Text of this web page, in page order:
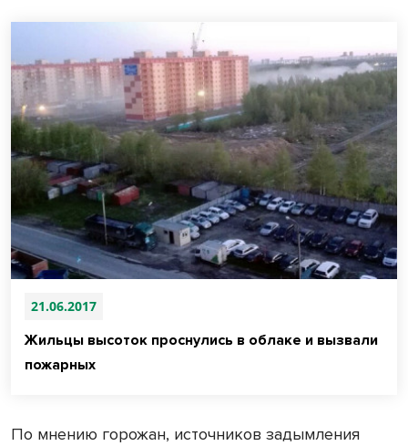
21.06.2017
Жильцы высоток проснулись в облаке и вызвали
пожарных
По мнению горожан, источников задымления